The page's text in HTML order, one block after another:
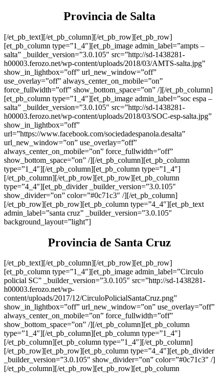
Provincia de Salta
[/et_pb_text][/et_pb_column][/et_pb_row][et_pb_row]
[et_pb_column type=”1_4″][et_pb_image admin_label=”ampts –
salta” _builder_version=”3.0.105″ src=”http://sd-1438281-
h00003.ferozo.net/wp-content/uploads/2018/03/AMTS-salta.jpg”
show_in_lightbox=”off” url_new_window=”off”
use_overlay=”off” always_center_on_mobile=”on”
force_fullwidth=”off” show_bottom_space=”on” /][/et_pb_column]
[et_pb_column type=”1_4″][et_pb_image admin_label=”soc espa –
salta” _builder_version=”3.0.105″ src=”http://sd-1438281-
h00003.ferozo.net/wp-content/uploads/2018/03/SOC-esp-salta.jpg”
show_in_lightbox=”off”
url=”https://www.facebook.com/sociedadespanola.desalta”
url_new_window=”on” use_overlay=”off”
always_center_on_mobile=”on” force_fullwidth=”off”
show_bottom_space=”on” /][/et_pb_column][et_pb_column
type=”1_4″][/et_pb_column][et_pb_column type=”1_4″]
[/et_pb_column][/et_pb_row][et_pb_row][et_pb_column
type=”4_4″][et_pb_divider _builder_version=”3.0.105″
show_divider=”on” color=”#0c71c3″ /][/et_pb_column]
[/et_pb_row][et_pb_row][et_pb_column type=”4_4″][et_pb_text
admin_label=”santa cruz” _builder_version=”3.0.105″
background_layout=”light”]
Provincia de Santa Cruz
[/et_pb_text][/et_pb_column][/et_pb_row][et_pb_row]
[et_pb_column type=”1_4″][et_pb_image admin_label=”Circulo
policial SC” _builder_version=”3.0.105″ src=”http://sd-1438281-
h00003.ferozo.net/wp-
content/uploads/2017/12/CirculoPolicialSantaCruz.png”
show_in_lightbox=”off” url_new_window=”on” use_overlay=”off”
always_center_on_mobile=”on” force_fullwidth=”off”
show_bottom_space=”on” /][/et_pb_column][et_pb_column
type=”1_4″][/et_pb_column][et_pb_column type=”1_4″]
[/et_pb_column][et_pb_column type=”1_4″][/et_pb_column]
[/et_pb_row][et_pb_row][et_pb_column type=”4_4″][et_pb_divider
_builder_version=”3.0.105″ show_divider=”on” color=”#0c71c3″ /]
[/et_pb_column][/et_pb_row][et_pb_row][et_pb_column